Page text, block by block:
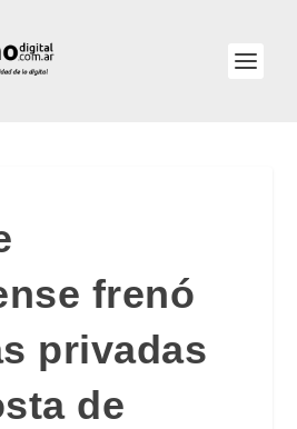
frenó
privadas
de